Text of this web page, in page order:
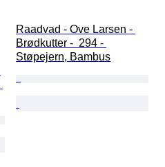
Raadvad - Ove Larsen -
Brødkutter -  294 -
Støpejern, Bambus